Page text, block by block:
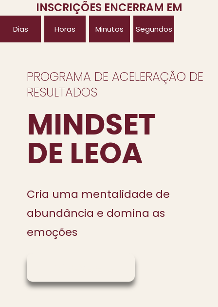
INSCRIÇÕES ENCERRAM EM
Dias Horas Minutos Segundos
PROGRAMA DE ACELERAÇÃO DE
RESULTADOS
MINDSET
DE LEOA
Cria uma mentalidade de
abundância e domina as
emoções